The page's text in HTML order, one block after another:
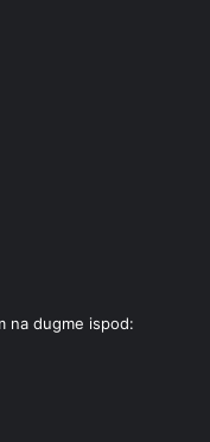
na dugme ispod: